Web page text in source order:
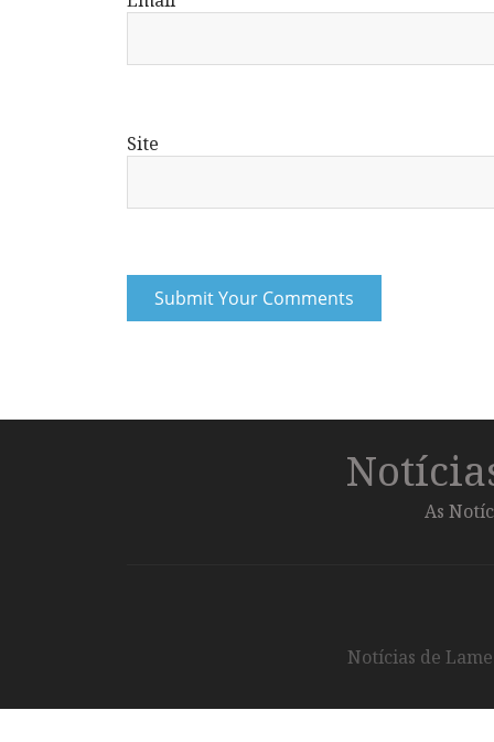
Site
As
Notícias de